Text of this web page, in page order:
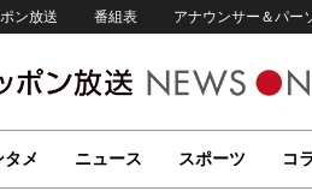
ン放送 番組表 アナウンサー＆パー
タメ ニュース スポーツ コ